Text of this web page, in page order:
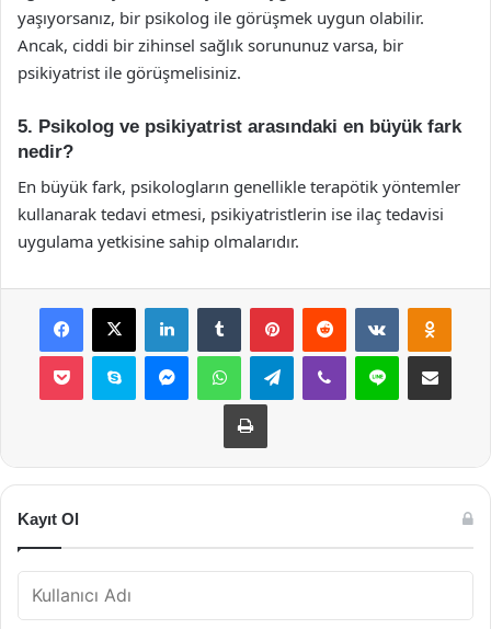
yaşıyorsanız, bir psikolog ile görüşmek uygun olabilir.
Ancak, ciddi bir zihinsel sağlık sorununuz varsa, bir
psikiyatrist ile görüşmelisiniz.
5. Psikolog ve psikiyatrist arasındaki en büyük fark
nedir?
En büyük fark, psikologların genellikle terapötik yöntemler
kullanarak tedavi etmesi, psikiyatristlerin ise ilaç tedavisi
uygulama yetkisine sahip olmalarıdır.
Facebook
X LinkedInTumblr PinterestReddit VKontakte
Pocket Skype MessengerWhatsAppTelegramViber Line E-Posta ile
Yazdır
Kayıt Ol